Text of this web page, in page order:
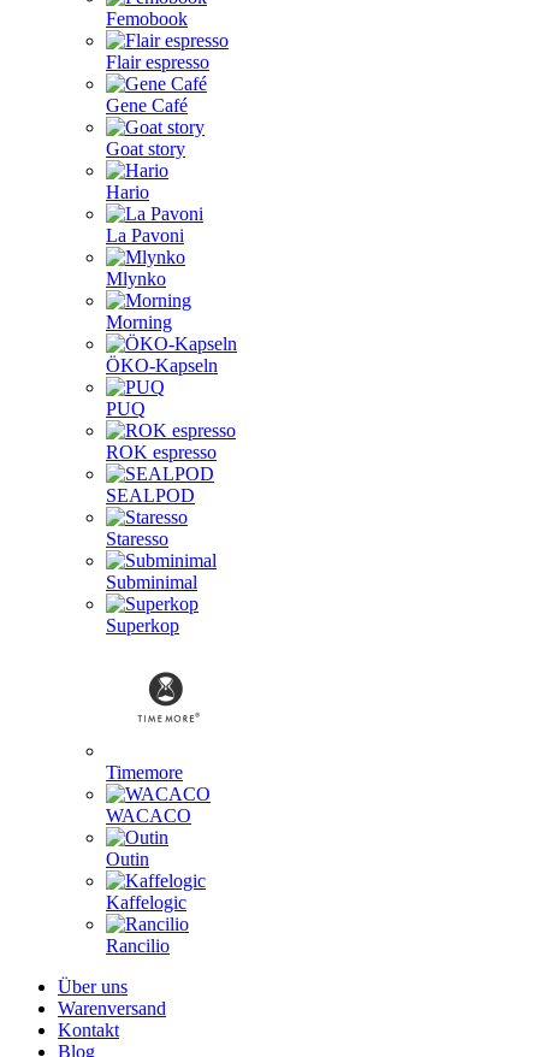
Femobook
Flair espresso
Gene Café
Goat story
Hario
La Pavoni
Mlynko
Morning
ÖKO-Kapseln
PUQ
ROK espresso
SEALPOD
Staresso
Subminimal
Superkop
Timemore
WACACO
Outin
Kaffelogic
Rancilio
Über uns
Warenversand
Kontakt
Blog